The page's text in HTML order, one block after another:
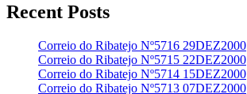
Recent Posts
Correio do Ribatejo Nº5716 29DEZ2000
Correio do Ribatejo Nº5715 22DEZ2000
Correio do Ribatejo Nº5714 15DEZ2000
Correio do Ribatejo Nº5713 07DEZ2000